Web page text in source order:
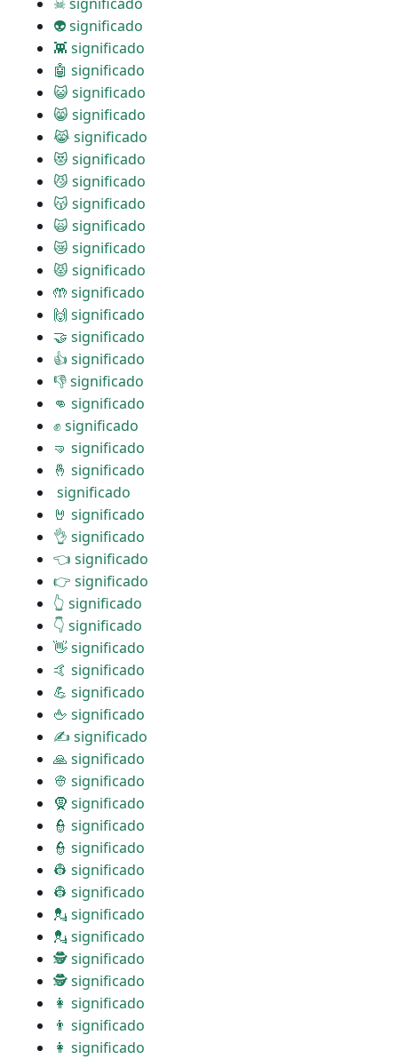
👽 significado
👾 significado
🤖 significado
😺 significado
😸 significado
😹 significado
😻 significado
😼 significado
😽 significado
🙀 significado
😿 significado
😾 significado
🤲 significado
🙌 significado
🤝 significado
👍 significado
👎 significado
👊 significado
✊ significado
🤜 significado
🤞 significado
️ significado
🤘 significado
👌 significado
👈 significado
👉 significado
👆 significado
👇 significado
👋 significado
🤙 significado
💪 significado
🖕 significado
✍ significado
🙏 significado
👳 significado
🧕 significado
👮 significado
👮 significado
👷 significado
👷 significado
💂 significado
💂 significado
🕵 significado
🕵 significado
👩 significado
👨 significado
👩 significado